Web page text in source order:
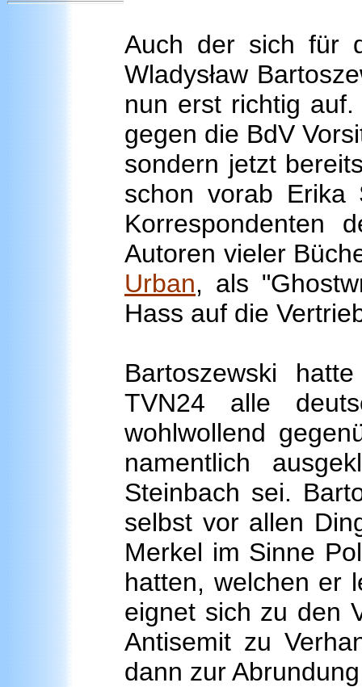
Auch der sich für
Wladysław
nun erst richtig
gegen die BdV
sondern jetzt
schon vorab Erika
Korrespondenten
Autoren vieler
Urban, als
Hass auf die
Bartoszewski
TVN24 alle
wohlwollend
namentlich
Steinbach sei.
selbst vor allen
Merkel im Sinne
hatten, welchen er
eignet sich zu den
Antisemit zu
dann zur